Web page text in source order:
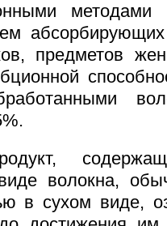
методами
предметов
волокна,
в сухом виде,